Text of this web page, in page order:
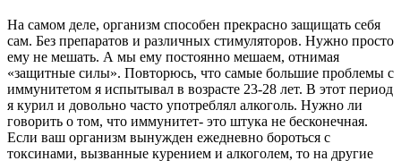
На самом деле, организм способен прекрасно защищать себя
сам. Без препаратов и различных стимуляторов. Нужно просто
ему не мешать. А мы ему постоянно мешаем, отнимая
«защитные силы». Повторюсь, что самые большие проблемы с
иммунитетом я испытывал в возрасте 23-28 лет. В этот период
я курил и довольно часто употреблял алкоголь. Нужно ли
говорить о том, что иммунитет- это штука не бесконечная.
Если ваш организм вынужден ежедневно бороться с
токсинами, вызванные курением и алкоголем, то на другие